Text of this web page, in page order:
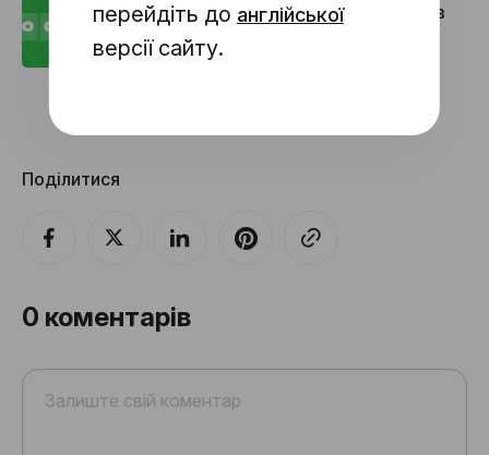
перейдіть до англійської
версії сайту.
Як додати таймер зворотного відліку в
лист
Поділитися
0 коментарів